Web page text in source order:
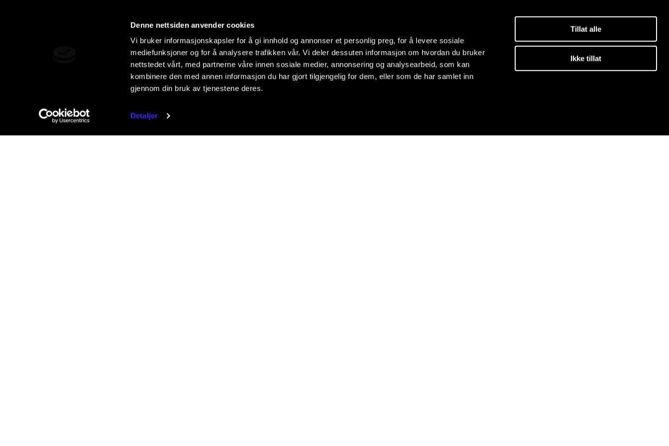
Denne nettsiden anvender cookies
Vi bruker informasjonskapsler for å gi innhold og annonser et personlig preg, for å levere sosiale
mediefunksjoner og for å analysere trafikken vår. Vi deler dessuten informasjon om hvordan du bruker
nettstedet vårt, med partnerne våre innen sosiale medier, annonsering og analysearbeid, som kan
kombinere den med annen informasjon du har gjort tilgjengelig for dem, eller som de har samlet inn
gjennom din bruk av tjenestene deres.
Detaljer
Tillat alle
Ikke tillat